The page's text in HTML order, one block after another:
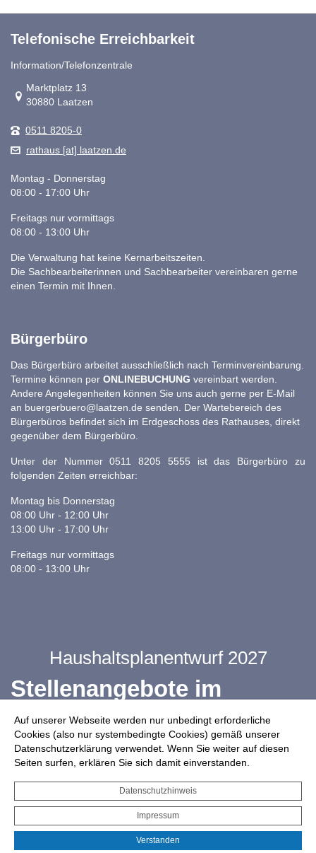
Auf unserer Webseite werden nur unbedingt erforderliche
Cookies (also nur systembedingte Cookies) gemäß unserer
Datenschutzerklärung verwendet. Wenn Sie weiter auf diesen
Seiten surfen, erklären Sie sich damit einverstanden.
Datenschutzhinweis
Impressum
Verstanden
Telefonische Erreichbarkeit
Information/Telefonzentrale
Link zur Google-Maps Navigation
Marktplatz 13
30880 Laatzen
0511 8205-0
rathaus [at] laatzen.de
Montag - Donnerstag
08:00 - 17:00 Uhr
Freitags nur vormittags
08:00 - 13:00 Uhr
Die Verwaltung hat keine Kernarbeitszeiten.
Die Sachbearbeiterinnen und Sachbearbeiter vereinbaren gerne
einen Termin mit Ihnen.
Bürgerbüro
Das Bürgerbüro arbeitet ausschließlich nach Terminvereinbarung.
Termine können per ONLINEBUCHUNG vereinbart werden.
Andere Angelegenheiten können Sie uns auch gerne per E-Mail
an buergerbuero@laatzen.de senden. Der Wartebereich des
Bürgerbüros befindet sich im Erdgeschoss des Rathauses, direkt
gegenüber dem Bürgerbüro.
Unter der Nummer 0511 8205 5555 ist das Bürgerbüro zu
folgenden Zeiten erreichbar:
Montag bis Donnerstag
08:00 Uhr - 12:00 Uhr
13:00 Uhr - 17:00 Uhr
Freitags nur vormittags
08:00 - 13:00 Uhr
Haushaltsplanentwurf 2027
Stellenangebote im
Ganztag
Infos zur Drohnennutzung
Starkregengefahrenkarte
Serviceportal für Bürger*innen
Interaktiver Haushalt